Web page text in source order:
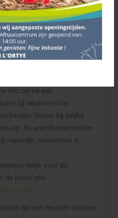
steeds schade aan
probeert te voorkomen.
ter plekke of de gevraagde
is.
ruimte is op de leverplaats
niet op elkaar.
bij aankomst op
Neem bij twijfel
op. Bij onvolkomenheden
namelijk; verwerken is
voor de
de loslocatie.
tijd van tevoren worden